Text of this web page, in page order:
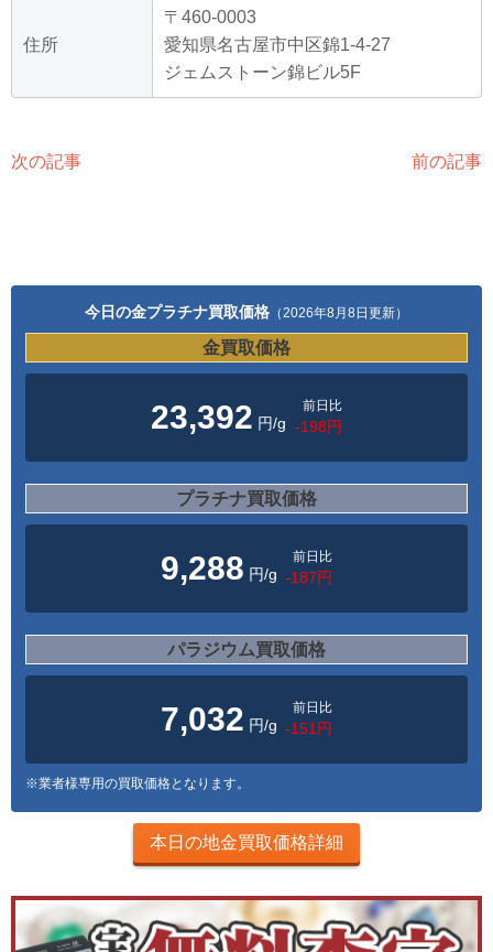
住所
〒460-0003
愛知県名古屋市中区錦1-4-27
ジェムストーン錦ビル5F
次の記事 前の記事
今日の金プラチナ買取価格 （2026年8月8日更新）
金買取価格
23,392 円/g
前日比
-198円
プラチナ買取価格
9,288 円/g
前日比
-187円
パラジウム買取価格
7,032 円/g
前日比
-151円
※業者様専用の買取価格となります。
本日の地金買取価格詳細